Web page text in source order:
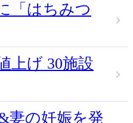
「はちみつ
上げ 30施設
妻の妊娠を発